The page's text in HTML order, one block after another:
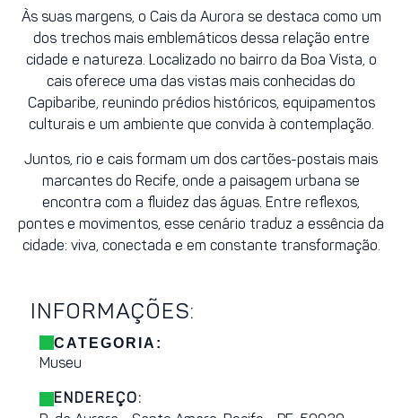
Às suas margens, o Cais da Aurora se destaca como um
dos trechos mais emblemáticos dessa relação entre
cidade e natureza. Localizado no bairro da Boa Vista, o
cais oferece uma das vistas mais conhecidas do
Capibaribe, reunindo prédios históricos, equipamentos
culturais e um ambiente que convida à contemplação.
Juntos, rio e cais formam um dos cartões-postais mais
marcantes do Recife, onde a paisagem urbana se
encontra com a fluidez das águas. Entre reflexos,
pontes e movimentos, esse cenário traduz a essência da
cidade: viva, conectada e em constante transformação.
INFORMAÇÕES:
CATEGORIA:
Museu
ENDEREÇO: